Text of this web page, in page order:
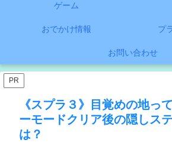
ゲーム
おでかけ情報 プ
お問い合わせ
PR
《スプラ３》目覚めの地っ
ーモードクリア後の隠しス
は？